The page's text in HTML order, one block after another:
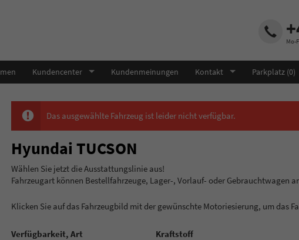
Mo-
Kundencenter Kundenmeinungen Kontakt Parkplatz (0)
Das ausgewählte Fahrzeug ist leider nicht verfügbar.
Hyundai TUCSON
Wählen Sie jetzt die
Fahrzeugart können Bestellfahrzeuge, Lager-, Vorlauf- oder Gebrauchtwagen
Klicken Sie auf das Fahrzeugbild mit der gewünschte Motoriesierung, um das
Verfügbarkeit, Art Kraftstoff